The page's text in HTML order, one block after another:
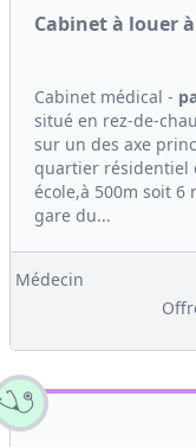
Cabinet à louer
Cabinet médical -
situé en rez-de-
sur un des axe
quartier résidentiel
école,à 500m soit 6
gare du...
Médecin